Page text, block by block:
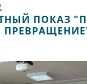
ПОКАЗ